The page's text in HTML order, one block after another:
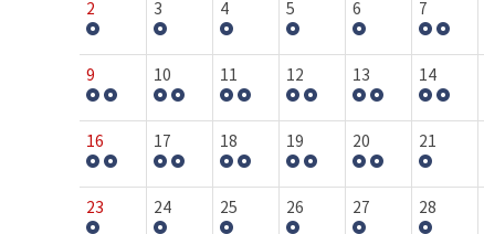
2 3 4 5 6 7
9 10 11 12 13 14
16 17 18 19 20 21
23 24 25 26 27 28